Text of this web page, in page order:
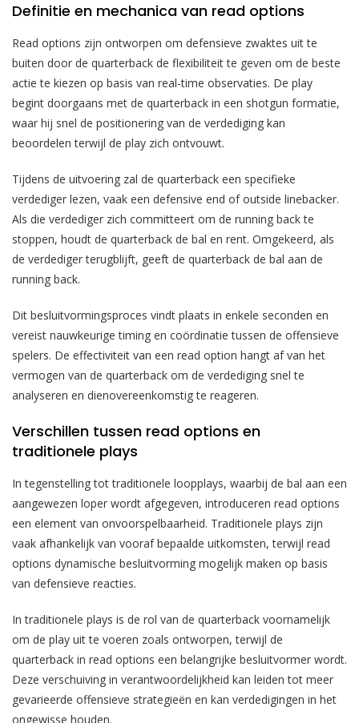
Definitie en mechanica van read options
Read options zijn ontworpen om defensieve zwaktes uit te
buiten door de quarterback de flexibiliteit te geven om de beste
actie te kiezen op basis van real-time observaties. De play
begint doorgaans met de quarterback in een shotgun formatie,
waar hij snel de positionering van de verdediging kan
beoordelen terwijl de play zich ontvouwt.
Tijdens de uitvoering zal de quarterback een specifieke
verdediger lezen, vaak een defensive end of outside linebacker.
Als die verdediger zich committeert om de running back te
stoppen, houdt de quarterback de bal en rent. Omgekeerd, als
de verdediger terugblijft, geeft de quarterback de bal aan de
running back.
Dit besluitvormingsproces vindt plaats in enkele seconden en
vereist nauwkeurige timing en coördinatie tussen de offensieve
spelers. De effectiviteit van een read option hangt af van het
vermogen van de quarterback om de verdediging snel te
analyseren en dienovereenkomstig te reageren.
Verschillen tussen read options en
traditionele plays
In tegenstelling tot traditionele loopplays, waarbij de bal aan een
aangewezen loper wordt afgegeven, introduceren read options
een element van onvoorspelbaarheid. Traditionele plays zijn
vaak afhankelijk van vooraf bepaalde uitkomsten, terwijl read
options dynamische besluitvorming mogelijk maken op basis
van defensieve reacties.
In traditionele plays is de rol van de quarterback voornamelijk
om de play uit te voeren zoals ontworpen, terwijl de
quarterback in read options een belangrijke besluitvormer wordt.
Deze verschuiving in verantwoordelijkheid kan leiden tot meer
gevarieerde offensieve strategieën en kan verdedigingen in het
ongewisse houden.